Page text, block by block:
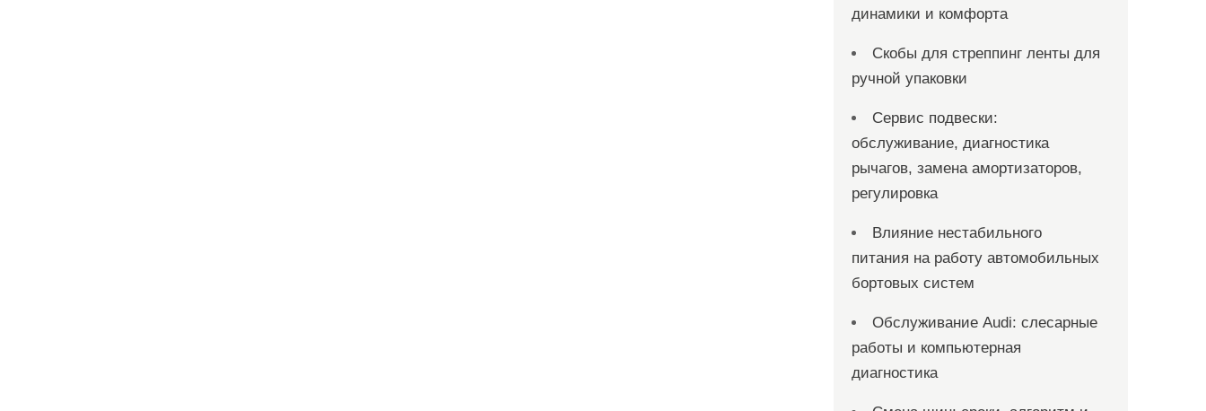
динамики и комфорта
Скобы для стреппинг ленты для
ручной упаковки
Сервис подвески:
обслуживание, диагностика
рычагов, замена амортизаторов,
регулировка
Влияние нестабильного
питания на работу автомобильных
бортовых систем
Обслуживание Audi: слесарные
работы и компьютерная
диагностика